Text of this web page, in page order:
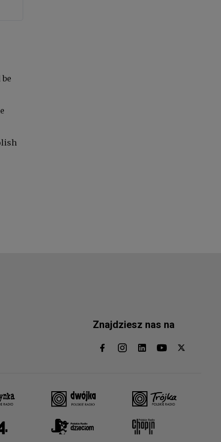
Znajdziesz nas na